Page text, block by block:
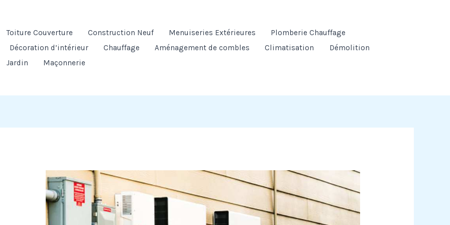
Toiture Couverture Construction Neuf Menuiseries Extérieures
Plomberie Chauffage
Décoration d’intérieur Chauffage Aménagement de combles Climatisation
Démolition
Jardin Maçonnerie